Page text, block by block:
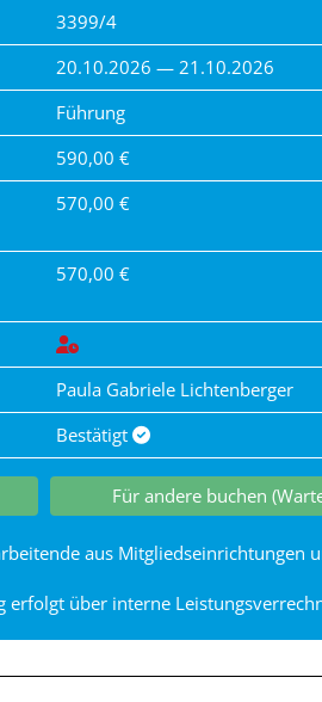
3399/4
20.10.2026 — 21.10.2026
Führung
590,00 €
570,00 €
570,00 €
Paula Gabriele Lichtenberger
Bestätigt
Für andere buchen
aus Mitgliedseinrichtungen
erfolgt über interne